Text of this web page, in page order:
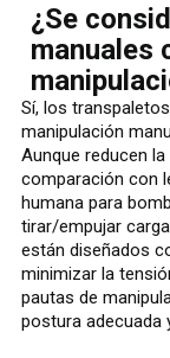
¿Se
manuales
Sí, los
manipulación
Aunque reducen
comparación con
humana para
tirar/empujar
están diseñados
minimizar la
pautas de
postura adecuada